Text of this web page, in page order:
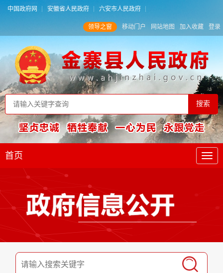
中国政府网 安徽省人民政府 六安市人民政府
领导之窗 移动门户 网站地图 加入收藏 登录
首页